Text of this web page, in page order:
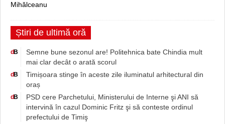
Mihălceanu
Știri de ultimă oră
d B
Semne bune sezonul are! Politehnica bate Chindia mult
mai clar decât o arată scorul
d B
Timișoara stinge în aceste zile iluminatul arhitectural din
oraș
d B
PSD cere Parchetului, Ministerului de Interne şi ANI să
intervină în cazul Dominic Fritz şi să conteste ordinul
prefectului de Timiş